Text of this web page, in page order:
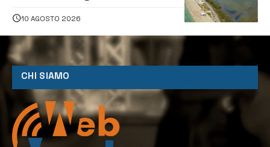
navette gratuite
10 AGOSTO 2026
CHI SIAMO